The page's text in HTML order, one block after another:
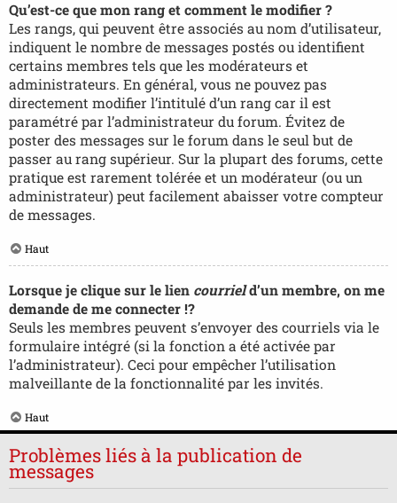
Qu’est-ce que mon rang et comment le modifier ?
Les rangs, qui peuvent être associés au nom d’utilisateur,
indiquent le nombre de messages postés ou identifient
certains membres tels que les modérateurs et
administrateurs. En général, vous ne pouvez pas
directement modifier l’intitulé d’un rang car il est
paramétré par l’administrateur du forum. Évitez de
poster des messages sur le forum dans le seul but de
passer au rang supérieur. Sur la plupart des forums, cette
pratique est rarement tolérée et un modérateur (ou un
administrateur) peut facilement abaisser votre compteur
de messages.
Haut
Lorsque je clique sur le lien courrield’un membre, on me
demande de me connecter !?
Seuls les membres peuvent s’envoyer des courriels via le
formulaire intégré (si la fonction a été activée par
l’administrateur). Ceci pour empêcher l’utilisation
malveillante de la fonctionnalité par les invités.
Haut
Problèmes liés à la publication de
messages